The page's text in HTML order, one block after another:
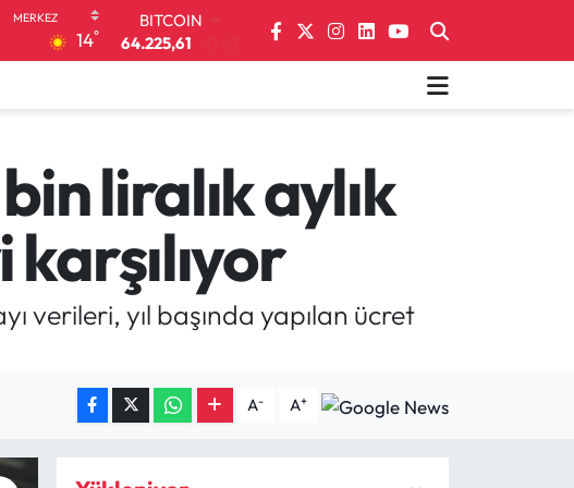
14°
DOLAR
47,7143
EURO
6510.40
0.45
BİST100
BITCOIN
64.225,61
-0.63
liralık aylık
verileri, yıl başında yapılan ücret
A- A+